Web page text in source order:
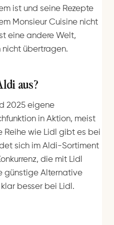
ist und seine Rezepte
Monsieur Cuisine nicht
eine andere Welt,
nicht übertragen.
aus?
2025 eigene
in Aktion, meist
Reihe wie Lidl gibt es bei
sich im Aldi-Sortiment
die mit Lidl
günstige Alternative
besser bei Lidl.